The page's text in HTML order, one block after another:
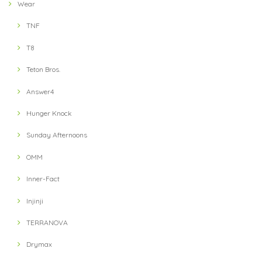
Wear
TNF
T8
Teton Bros.
Answer4
Hunger Knock
Sunday Afternoons
OMM
Inner-Fact
Injinji
TERRANOVA
Drymax